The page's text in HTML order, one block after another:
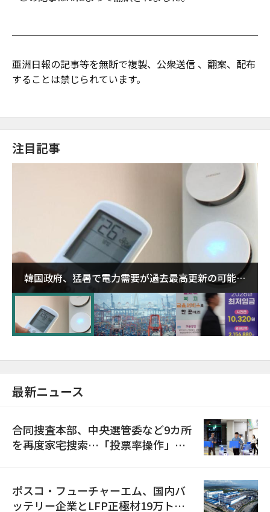
亜洲日報の記事等を無断で複製、公衆送信 、翻案、配布
することは禁じられています。
注目記事
韓国政府、猛暑で電力需要が過去最高更新の可能性
に需給対応体制を点検
最新ニュース
合同捜査本部、中央選管委など9カ所
を再度家宅捜索…「投票率操作」の
ポスコ・フューチャーエム、国内バ
ッテリー企業とLFP正極材19万トン